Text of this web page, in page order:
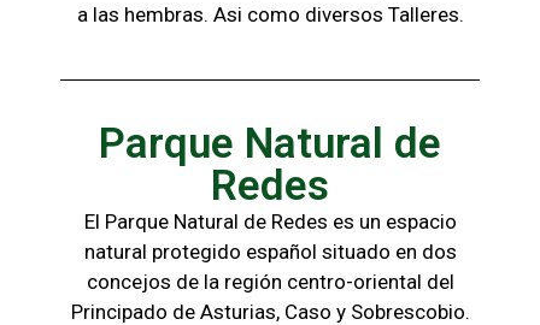
a las hembras. Asi como diversos Talleres.
Parque Natural de
Redes
El Parque Natural de Redes es un espacio
natural protegido español situado en dos
concejos de la región centro-oriental del
Principado de Asturias, Caso y Sobrescobio.